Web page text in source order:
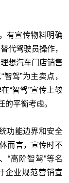
有宣传物料明确
代驾驶员操作，
想汽车门店销售
驾”为主卖点，
“智驾”宣传上较
的平衡考虑。
功能边界和安全
而言，宣传时不
“高阶智驾”等名
企业规范营销宣